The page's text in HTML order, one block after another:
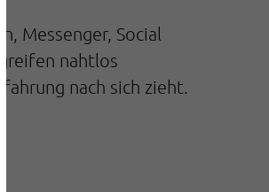
Messenger, Social
nahtlos
nach sich zieht.